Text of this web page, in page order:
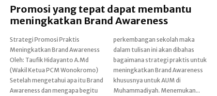
Promosi yang tepat dapat membantu
meningkatkan Brand Awareness
Strategi Promosi Praktis
Meningkatkan Brand Awareness
Oleh: Taufik Hidayanto A.Md
(Wakil Ketua PCM Wonokromo)
Setelah mengetahui apa itu Brand
Awareness dan mengapa begitu
perkembangan sekolah maka
dalam tulisan ini akan dibahas
bagaimana strategi praktis untuk
meningkatkan Brand Awareness
khususnya untuk AUM di
Muhammadiyah. Menemukan...